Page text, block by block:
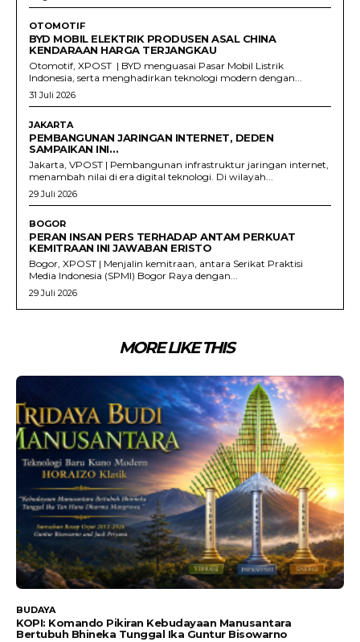
OTOMOTIF
BYD MOBIL ELEKTRIK PRODUSEN ASAL CHINA
KENDARAAN HARGA TERJANGKAU
Otomotif, XPOST | BYD menguasai Pasar Mobil Listrik
Indonesia, serta menghadirkan teknologi modern dengan...
31 Juli 2026
JAKARTA
PEMBANGUNAN JARINGAN INTERNET, DEDEN
SAMPAIKAN INI…
Jakarta, VPOST | Pembangunan infrastruktur jaringan internet,
menambah nilai di era digital teknologi. Di wilayah...
29 Juli 2026
BOGOR
PERAN INSAN PERS TERHADAP ANTAM PERKUAT
KEMITRAAN INI JAWABAN ERISTO
Bogor, XPOST | Menjalin kemitraan, antara Serikat Praktisi
Media Indonesia (SPMI) Bogor Raya dengan...
29 Juli 2026
MORE LIKE THIS
BUDAYA
KOPI: Komando Pikiran Kebudayaan Manusantara
Bertubuh Bhineka Tunggal Ika Guntur Bisowarno